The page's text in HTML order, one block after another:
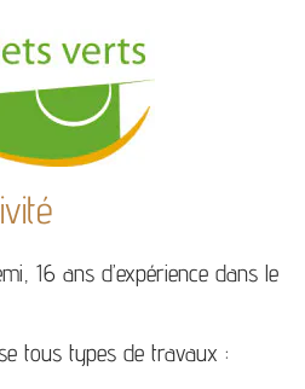
16 ans d’expérience dans le
tous types de travaux :